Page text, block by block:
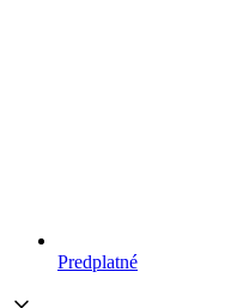
Predplatné